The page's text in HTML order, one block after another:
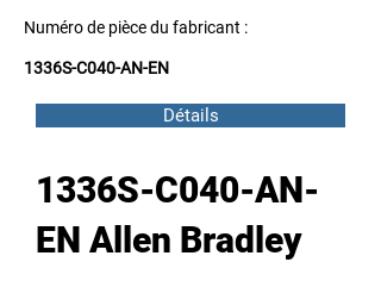
Numéro de pièce du fabricant :
1336S-C040-AN-EN
Détails
1336S-C040-AN-
EN Allen Bradley